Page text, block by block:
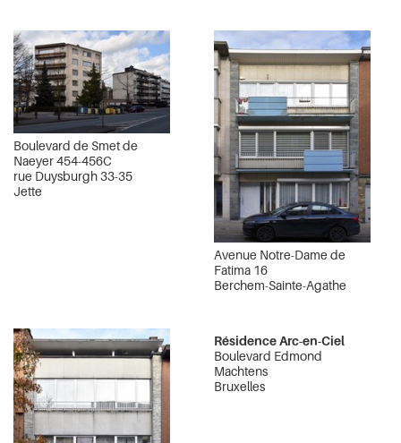
Boulevard de Smet de
Naeyer 454-456C
rue Duysburgh 33-35
Jette
Avenue Notre-Dame de
Fatima 16
Berchem-Sainte-Agathe
Résidence Arc-en-Ciel
Boulevard Edmond
Machtens
Bruxelles